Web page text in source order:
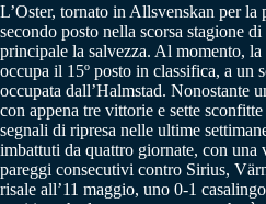
L’Oster, tornato in Allsvenskan per
secondo posto nella scorsa stagione
principale la salvezza. Al momento,
occupa il 15º posto in classifica, a un
occupata dall’Halmstad. Nonostante
con appena tre vittorie e sette
segnali di ripresa nelle ultime
imbattuti da quattro giornate, con
pareggi consecutivi contro Sirius,
risale all’11 maggio, uno 0-1